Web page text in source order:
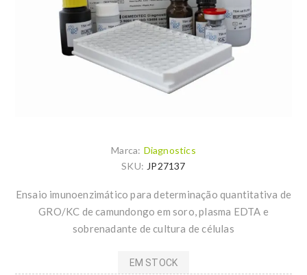
Marca: Diagnostics
SKU: JP27137
Ensaio imunoenzimático para determinação quantitativa de
GRO/KC de camundongo em soro, plasma EDTA e
sobrenadante de cultura de células
EM STOCK